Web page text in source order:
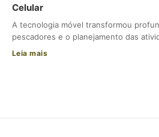
Celular
A tecnologia móvel transformou
pescadores e o planejamento das
Leia mais